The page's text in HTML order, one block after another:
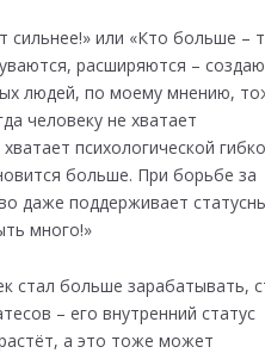
или «Кто больше –
расширяются –
людей, по моему мнению,
человеку не хватает
психологической
больше. При борьбе за
даже поддерживает
много!»
стал больше зарабатывать,
– его внутренний статус
а это тоже может